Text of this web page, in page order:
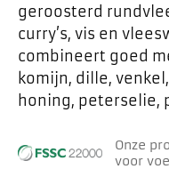
geroosterd
curry’s, vis en
combineert goed
komijn, dille,
honing, peterselie,
Onze
voor